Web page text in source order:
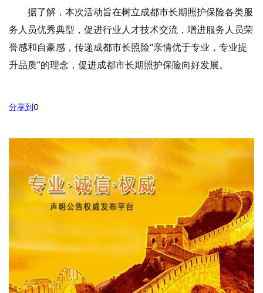
据了解，本次活动旨在树立成都市长期照护保险各类服
务人员优秀典型，促进行业人才技术交流，增进服务人员荣
誉感和自豪感，传递成都市长照险“亲情优于专业，专业提
升品质”的理念，促进成都市长期照护保险向好发展。
分享到0